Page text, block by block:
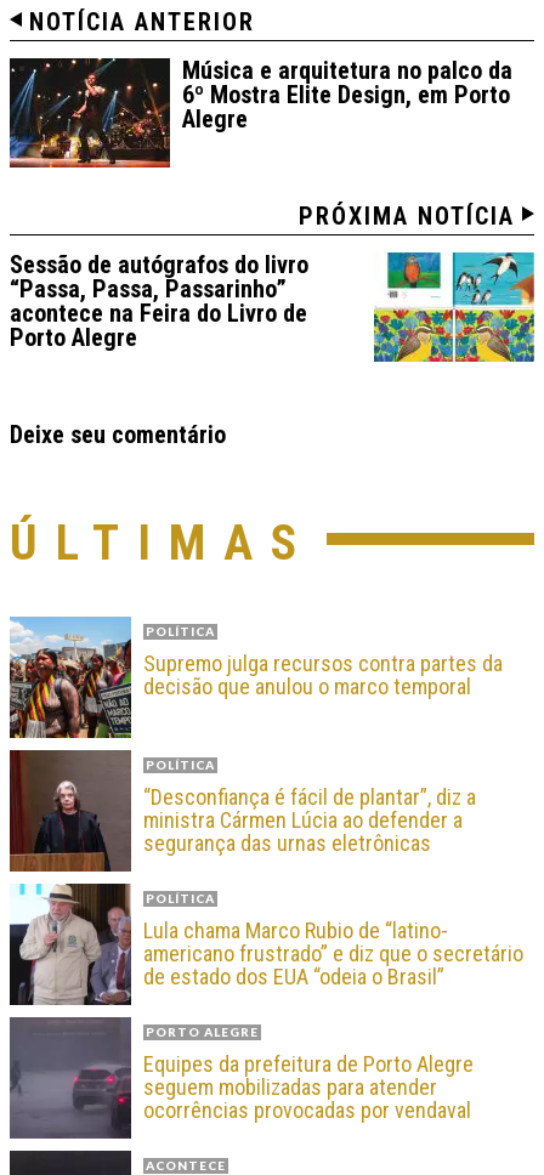
NOTÍCIA ANTERIOR
Música e arquitetura no palco da
6º Mostra Elite Design, em Porto
Alegre
PRÓXIMA NOTÍCIA
Sessão de autógrafos do livro
“Passa, Passa, Passarinho”
acontece na Feira do Livro de
Porto Alegre
Deixe seu comentário
ÚLTIMAS
POLÍTICA
Supremo julga recursos contra partes da
decisão que anulou o marco temporal
POLÍTICA
“Desconfiança é fácil de plantar”, diz a
ministra Cármen Lúcia ao defender a
segurança das urnas eletrônicas
POLÍTICA
Lula chama Marco Rubio de “latino-
americano frustrado” e diz que o secretário
de estado dos EUA “odeia o Brasil”
PORTO ALEGRE
Equipes da prefeitura de Porto Alegre
seguem mobilizadas para atender
ocorrências provocadas por vendaval
ACONTECE